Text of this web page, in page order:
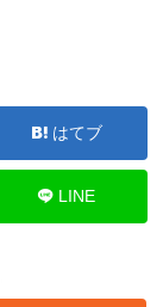
はてブ
LINE